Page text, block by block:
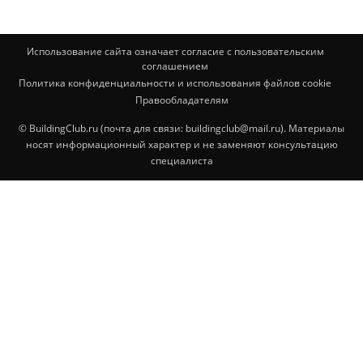
Использование сайта означает согласие с пользовательским
соглашением
Политика конфиденциальности и использования файлов cookie
Правообладателям
© BuildingClub.ru (почта для связи: buildingclub@mail.ru). Материалы
носят информационный характер и не заменяют консультацию
специалиста